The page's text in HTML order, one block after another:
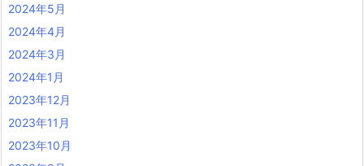
2024年5月
2024年4月
2024年3月
2024年1月
2023年12月
2023年11月
2023年10月